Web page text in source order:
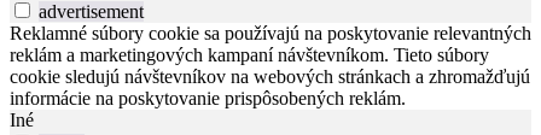
advertisement
Reklamné súbory cookie sa používajú na poskytovanie relevantných
reklám a marketingových kampaní návštevníkom. Tieto súbory
cookie sledujú návštevníkov na webových stránkach a zhromažďujú
informácie na poskytovanie prispôsobených reklám.
Iné